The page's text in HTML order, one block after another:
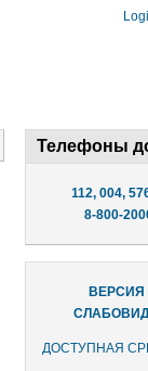
Телефоны
112, 004,
8-800-
ВЕРСИЯ
ДОСТУПНАЯ